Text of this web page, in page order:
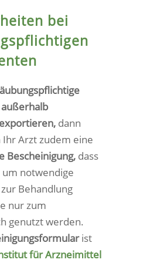
bei
dann
Arzt zudem eine
Bescheinigung,dass
um notwendige
Behandlung
nur zum
genutzt werden.
ist
für Arzneimittel